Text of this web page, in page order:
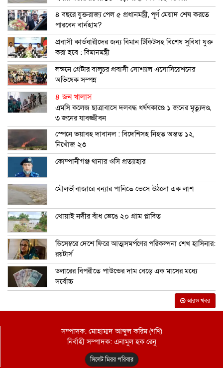
৪ বছরে যুক্তরাজ্য পেল ৫ প্রধানমন্ত্রী, পূর্ণ মেয়াদ শেষ করতে
পারবেন বার্নহাম?
প্রবাসী কার্ডধারীদের জন্য বিমান টিকিটসহ বিশেষ সুবিধা যুক্ত
করা হবে : বিমানমন্ত্রী
লন্ডনে গ্রেটার বালুচর প্রবাসী সোশ্যাল এসোসিয়েশনের
অভিষেক সম্পন্ন
৪ জন খালাস
এমসি কলেজ ছাত্রাবাসে দলবদ্ধ ধর্ষণকাণ্ডে ১ জনের মৃত্যুদণ্ড,
৩ জনের যাবজ্জীবন
স্পেনে ভয়াবহ দাবানল : বিদেশিসহ নিহত অন্তত ১২,
নিখোঁজ ২৩
কোম্পানীগঞ্জ থানার ওসি প্রত্যাহার
মৌলভীবাজারে বন্যার পানিতে ভেসে উঠলো এক লাশ
খোয়াই নদীর বাঁধ ভেঙে ২০ গ্রাম প্লাবিত
ডিসেম্বরে দেশে ফিরে আত্মসমর্পণের পরিকল্পনা শেখ হাসিনার:
রয়টার্স
ডলারের বিপরীতে পাউন্ডের দাম বেড়ে এক মাসের মধ্যে
সর্বোচ্চ
আরও খবর
সম্পাদক: মোহাম্মদ আব্দুল করিম (গণি)
নির্বাহী সম্পাদক: এনামুল হক রেনু
সিলেট মিরর পরিবার